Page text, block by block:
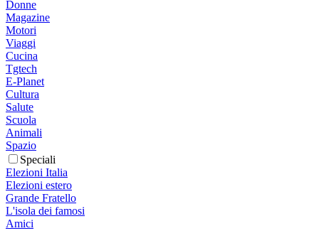
Donne
Magazine
Motori
Viaggi
Cucina
Tgtech
E-Planet
Cultura
Salute
Scuola
Animali
Spazio
Speciali
Elezioni Italia
Elezioni estero
Grande Fratello
L'isola dei famosi
Amici